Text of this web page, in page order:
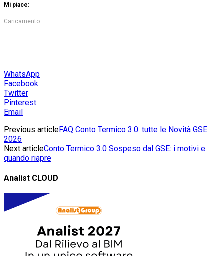
Mi piace:
Caricamento...
WhatsApp
Facebook
Twitter
Pinterest
Email
Previous articleFAQ Conto Termico 3.0: tutte le Novità GSE
2026
Next articleConto Termico 3.0 Sospeso dal GSE: i motivi e
quando riapre
Analist CLOUD